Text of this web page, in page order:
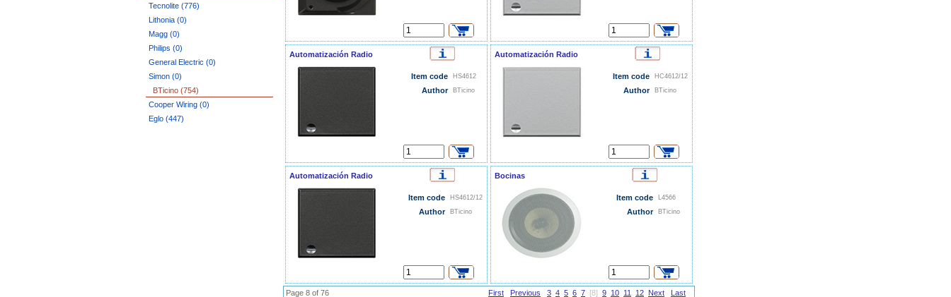
Tecnolite (776)
Lithonia (0)
Magg (0)
Philips (0)
General Electric (0)
Simon (0)
BTicino (754)
Cooper Wiring (0)
Eglo (447)
Automatización Radio
Item code HS4612
Author BTicino
Automatización Radio
Item code HC4612/12
Author BTicino
Automatización Radio
Item code HS4612/12
Author BTicino
Bocinas
Item code L4566
Author BTicino
Page 8 of 76 First Previous 3 4 5 6 7 [8] 9 10 11 12 Next Last